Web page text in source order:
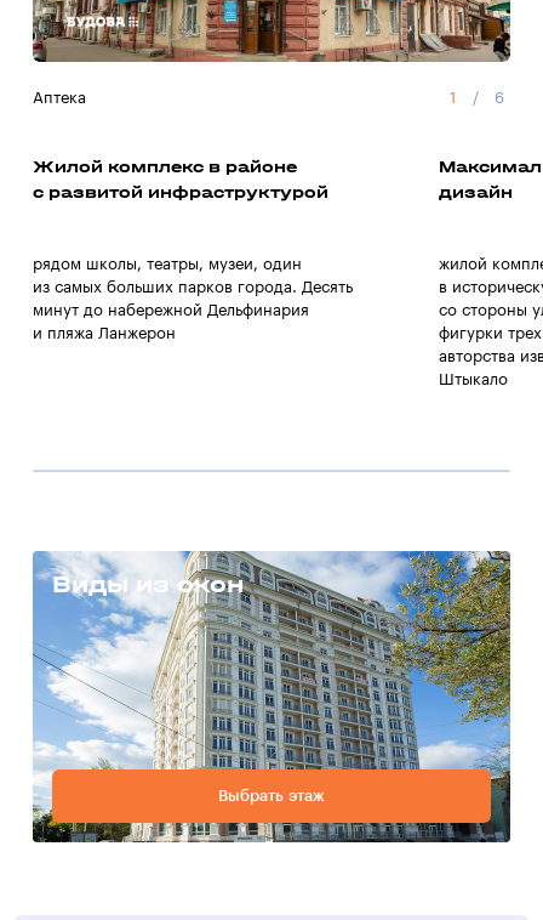
Аптека 1 / 6
Жилой комплекс в районе
с развитой инфраструктурой
рядом школы, театры, музеи, один
из самых больших парков города. Десять
минут до набережной Дельфинария
и пляжа Ланжерон
дизайн
жилой
в
со стороны
фигурки
авторства
Штыкало
Виды из окон
Выбрать этаж